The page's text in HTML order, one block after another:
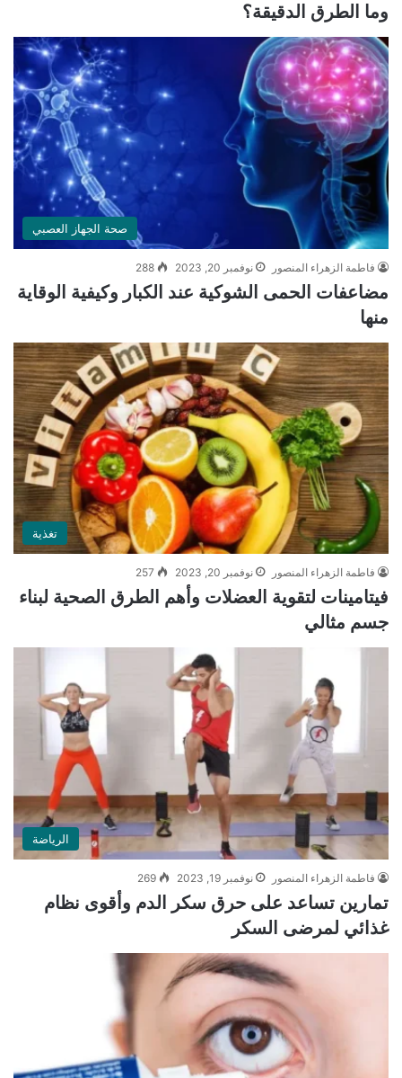
وما الطرق الدقيقة؟
صحة الجهاز العصبي
فاطمة الزهراء المنصور نوفمبر 20, 2023 288
مضاعفات الحمى الشوكية عند الكبار وكيفية الوقاية
منها
تغذية
فاطمة الزهراء المنصور نوفمبر 20, 2023 257
فيتامينات لتقوية العضلات وأهم الطرق الصحية لبناء
جسم مثالي
الرياضة
فاطمة الزهراء المنصور نوفمبر 19, 2023 269
تمارين تساعد على حرق سكر الدم وأقوى نظام
غذائي لمرضى السكر